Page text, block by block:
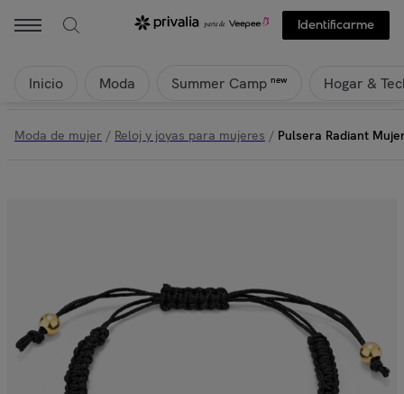
Identificarme
Inicio Moda Summer Camp new Hogar &
Moda de mujer / Reloj y joyas para mujeres / Pulsera Radiant